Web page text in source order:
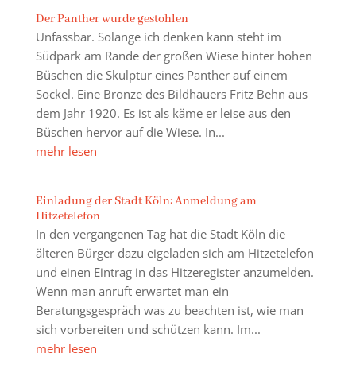
Der Panther wurde gestohlen
Unfassbar. Solange ich denken kann steht im
Südpark am Rande der großen Wiese hinter hohen
Büschen die Skulptur eines Panther auf einem
Sockel. Eine Bronze des Bildhauers Fritz Behn aus
dem Jahr 1920. Es ist als käme er leise aus den
Büschen hervor auf die Wiese. In...
mehr lesen
Einladung der Stadt Köln: Anmeldung am
Hitzetelefon
In den vergangenen Tag hat die Stadt Köln die
älteren Bürger dazu eigeladen sich am Hitzetelefon
und einen Eintrag in das Hitzeregister anzumelden.
Wenn man anruft erwartet man ein
Beratungsgespräch was zu beachten ist, wie man
sich vorbereiten und schützen kann. Im...
mehr lesen